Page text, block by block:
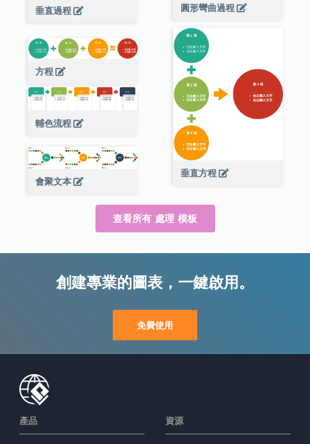
垂直過程 圓形彎曲過程
垂直方程
方程
輔色流程
會聚文本
查看所有 處理 模板
創建專業的圖表，一鍵啟用。
免費使用
產品 資源